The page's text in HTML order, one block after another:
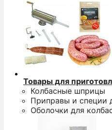
Товары для
Колбасные шприцы
Приправы и специи
Оболочки для